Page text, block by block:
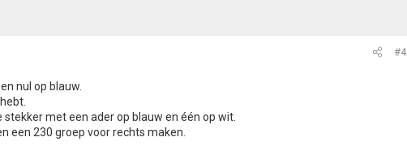
#4
nul op blauw.
met een ader op blauw en één op wit.
een 230 groep voor rechts maken.